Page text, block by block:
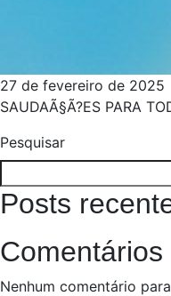
27 de fevereiro de 2025
SAUDAÃ§Ã?ES PARA
Pesquisar
Posts
Comentários
Nenhum comentário